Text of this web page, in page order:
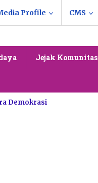
Profile CMS
Jejak Komunitas
Demokrasi